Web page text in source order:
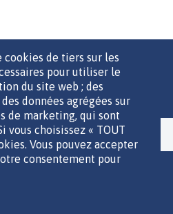
DE COMMUNICATION
Un site de la
cookies de tiers sur les
pour utiliser le
du site web ; des
données agrégées sur
de marketing, qui sont
vous choisissez « TOUT
Vous pouvez accepter
consentement pour